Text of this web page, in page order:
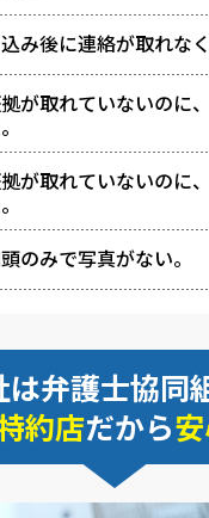
み後に連絡が取れな
が取れていないのに
が取れていないのに
のみで写真がない。
は弁護士協同
約店だから